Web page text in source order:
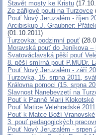
Stavět mosty ke Kristu
Ze zářijové pouti na Turzovce
Pouť Nový Jeruzalém - říjen
Arcibiskup J. Graubner:
(01.10.2011)
Turzovka: podzimní pouť
Moravská pouť do Jeníkova
Svatováclavská pěší pouť
8. pěší smírná pouť P.MUDr.
Pouť Nový Jeruzalém - září
Turzovka, 15. srpna 2011,
Královna pomoci (15. srpna
Slavnost Nanebevzetí na
Pouť k Panně Marii Klokotské
Pouť Matice Velehradské 2011
Pouť k Matce Boží Vranovské
3. pouť pedagogických
Pouť Nový Jeruzalém - srpen